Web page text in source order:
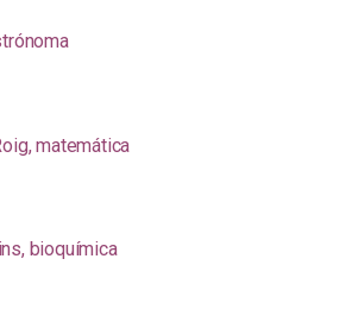
matemática
bioquímica